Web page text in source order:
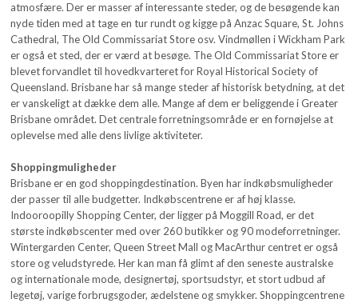
atmosfære. Der er masser af interessante steder, og de besøgende kan
nyde tiden med at tage en tur rundt og kigge på Anzac Square, St. Johns
Cathedral, The Old Commissariat Store osv. Vindmøllen i Wickham Park
er også et sted, der er værd at besøge. The Old Commissariat Store er
blevet forvandlet til hovedkvarteret for Royal Historical Society of
Queensland. Brisbane har så mange steder af historisk betydning, at det
er vanskeligt at dække dem alle. Mange af dem er beliggende i Greater
Brisbane området. Det centrale forretningsområde er en fornøjelse at
oplevelse med alle dens livlige aktiviteter.
Shoppingmuligheder
Brisbane er en god shoppingdestination. Byen har indkøbsmuligheder
der passer til alle budgetter. Indkøbscentrene er af høj klasse.
Indooroopilly Shopping Center, der ligger på Moggill Road, er det
største indkøbscenter med over 260 butikker og 90 modeforretninger.
Wintergarden Center, Queen Street Mall og MacArthur centret er også
store og veludstyrede. Her kan man få glimt af den seneste australske
og internationale mode, designertøj, sportsudstyr, et stort udbud af
legetøj, varige forbrugsgoder, ædelstene og smykker. Shoppingcentrene